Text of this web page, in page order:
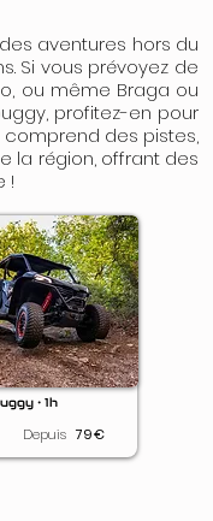
aventures hors du
Si vous prévoyez de
ou même Braga ou
profitez-en pour
comprend des pistes,
la région, offrant des
!
• 1h
Depuis 79€